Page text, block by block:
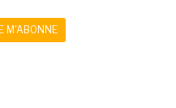
M'ABONNE